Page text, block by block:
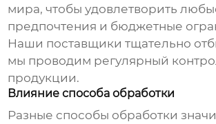
мира, чтобы удовлетворить
предпочтения и бюджетные
Наши поставщики тщательно
мы проводим регулярный
продукции.
Влияние способа обработки
Разные способы обработки